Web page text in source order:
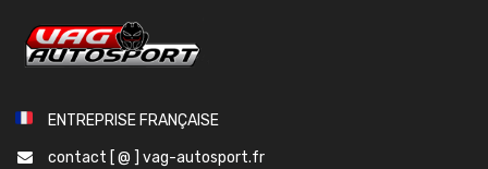
ENTREPRISE FRANÇAISE
contact [ @ ] vag-autosport.fr